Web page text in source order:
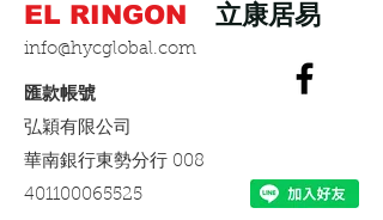
全，如有遺漏請來電通知，我們會
盡快寄送給您。
組裝後請將桌腳固定橫樑，橫樑固
定側板，側板鎖定桌板處螺絲拍
照，以證DIY工序正確，回傳我司附
上個人資料，我們將在一星期內寄
送保固卡給您。
●在潮濕高溫等惡劣環境使用，及任
何不適當之使用方式。
●硬體不相容: 如電器特性衝突，使
用期望，運轉音頻，速度，舒適
度，發熱度等非功能故障因素。
●不可抗拒之天災人禍:如雷擊、地
合銀行: 中國信託, 台新, 玉山, 富邦,
永豐, 國泰世華, 華南, 樂天, 安泰, 聯
邦, 兆豐, 台中商銀, 上海銀行, 凱基,
匯豐, 星展, 新光, 合庫, 彰銀, 一銀, 元
大, 陽信, 台灣企銀, 華泰, 三信商銀
EL RINGON 立康居易
info@hycglobal.com
​匯款帳號
弘穎有限公司
​華南銀行東勢分行 008
401100065525